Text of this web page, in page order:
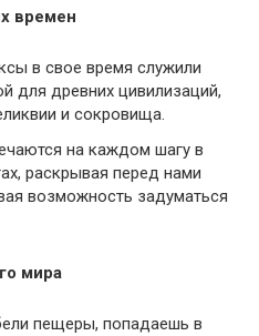
времен
в свое время служили
для древних цивилизаций,
и сокровища.
на каждом шагу в
раскрывая перед нами
возможность задуматься
мира
пещеры, попадаешь в